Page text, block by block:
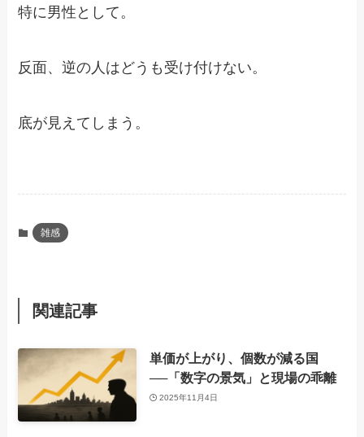
特に男性として。
反面、逆の人はどうも受け付けない。
底が見えてしまう。
雑感
関連記事
単価が上がり、個数が減る国
──「数字の景気」と現場の乖離
2025年11月4日